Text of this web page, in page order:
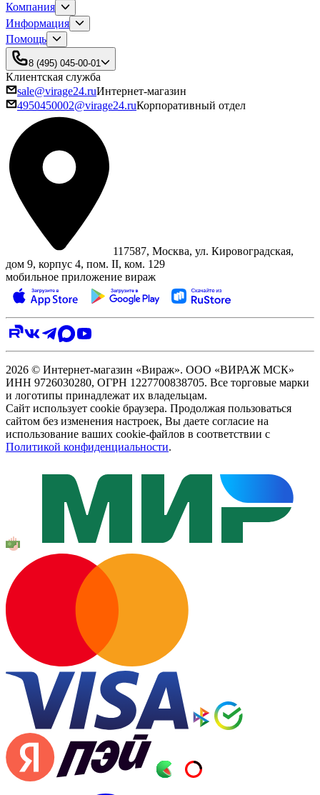
Компания
Информация
Помощь
8 (495) 045-00-01
Клиентская служба
sale@virage24.ruИнтернет-магазин
4950450002@virage24.ruКорпоративный отдел
117587, Москва, ул. Кировоградская,
дом 9, корпус 4, пом. II, ком. 129
мобильное приложение вираж
2026 © Интернет-магазин «Вираж». ООО «ВИРАЖ МСК»
ИНН 9726030280, ОГРН 1227700838705. Все торговые марки
и логотипы принадлежат их владельцам.
Сайт использует cookie браузера. Продолжая пользоваться
сайтом без изменения настроек, Вы даете согласие на
использование ваших cookie-файлов в соответствии с
Политикой конфиденциальности.